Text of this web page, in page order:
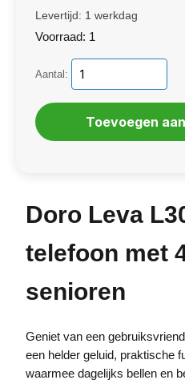
Levertijd: 1 werkdag
Voorraad: 1
Aantal:
Doro Leva
telefoon met
senioren
Geniet van een
een helder geluid, praktische
waarmee dagelijks bellen en